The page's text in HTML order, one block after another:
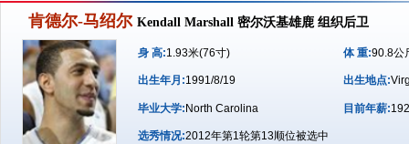
肯德尔-马绍尔 Kendall Marshall 密尔沃基雄鹿 组织后卫
身 高:1.93米(76寸) 体 重:90.8公
出生年月:1991/8/19 出生地点:
毕业大学: North Carolina 目前年薪:
选秀情况:2012年第1轮第13顺位被选中